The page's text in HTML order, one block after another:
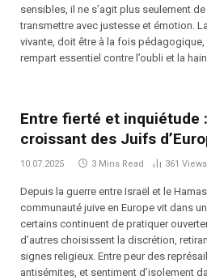
sensibles, il ne s’agit plus seulement
transmettre avec justesse et émotion.
vivante, doit être à la fois
rempart essentiel contre l’oubli et la
Entre fierté et inquiétude
croissant des Juifs
10.07.2025 3 Mins Read 361 Views
Depuis la guerre entre Israël et le
communauté juive en Europe vit dans
certains continuent de pratiquer
d’autres choisissent la discrétion,
signes religieux. Entre peur des
antisémites, et sentiment d’isolement